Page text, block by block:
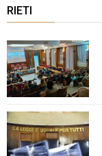
RIETI